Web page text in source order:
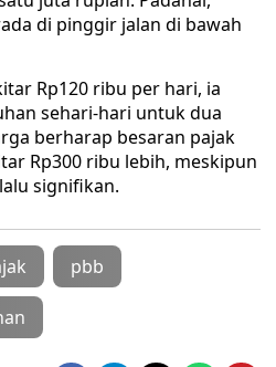
di pinggir jalan di bawah
Rp120 ribu per hari, ia
sehari-hari untuk dua
berharap besaran pajak
Rp300 ribu lebih, meskipun
signifikan.
pbb